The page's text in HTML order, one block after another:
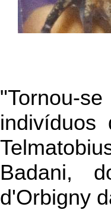
"Tornou-
Badani,
d'Orbigny